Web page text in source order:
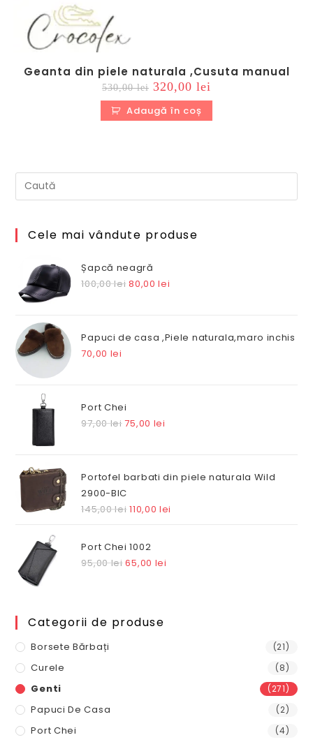
Geanta din piele naturala ,Cusuta manual
530,00lei Prețul
inițial
a
fost:
530,00 lei.
320,00 lei
este:
Adaugă în coș
Cele mai vândute produse
Șapcă neagră
100,00lei Prețul
fost:
80,00lei
80,00 lei.
Papuci de casa ,Piele naturala,maro inchis
70,00 lei
Port Chei
97,00leiPrețul
fost:
97,00 lei.
75,00 lei
75,00 lei.
Portofel barbati din piele naturala Wild
2900-BIC
145,00lei Prețul
a
fost:
110,00lei
Port Chei 1002
95,00leiPrețul
fost:
65,00 lei
Categorii de produse
Borsete Bărbați (21)
Curele (8)
Genti (271)
Papuci De Casa (2)
Port Chei (4)